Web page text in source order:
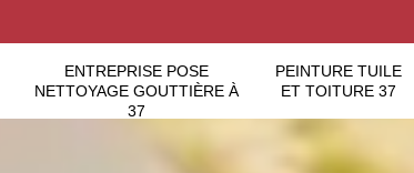
ENTREPRISE POSE
NETTOYAGE GOUTTIÈRE À
37
PEINTURE TUILE
ET TOITURE 37